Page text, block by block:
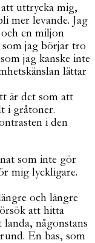
uttrycka mig,
mer levande. Jag
en miljon
jag börjar tro
jag kanske inte
lättar
är det som att
i gråtoner.
i den
som inte gör
mig lyckligare.
och längre
att hitta
landa, någonstans
En bas, som